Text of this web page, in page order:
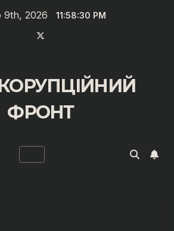
9th, 2026 11:58:31 PM
ФРОНТ